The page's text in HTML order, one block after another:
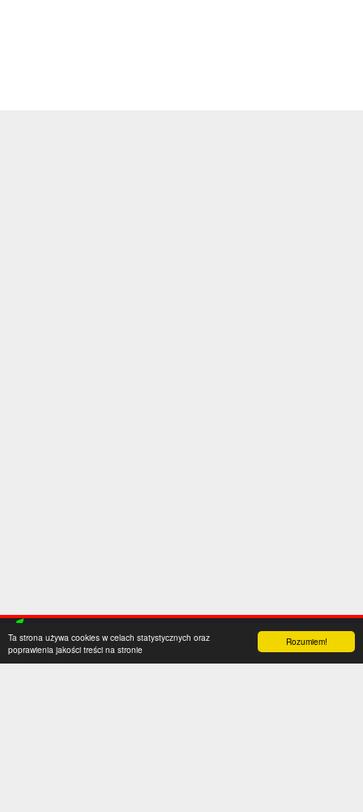
Rozumiem!
Ta strona używa cookies w celach statystycznych oraz
poprawienia jakości treści na stronie